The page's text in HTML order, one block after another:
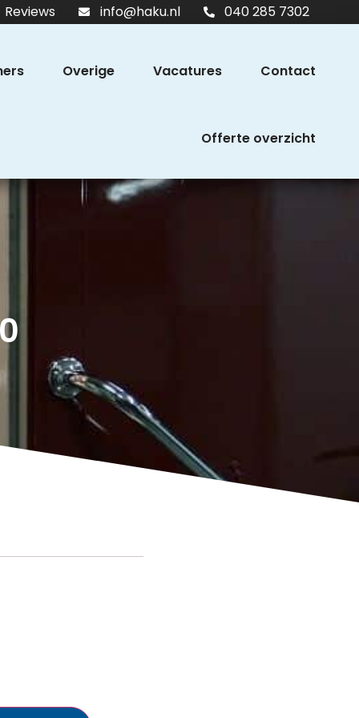
Reviews info@haku.nl 040 285 7302
Overige Vacatures Contact
Offerte overzicht